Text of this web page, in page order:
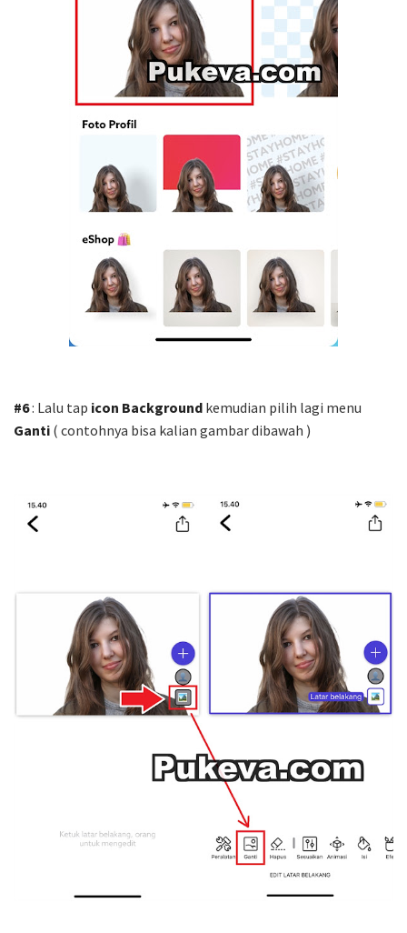
#6: Lalu tap icon Background kemudian pilih lagi menu
Ganti ( contohnya bisa kalian gambar dibawah )